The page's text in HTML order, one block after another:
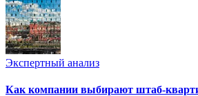
Экспертный анализ
Как компании выбирают штаб-